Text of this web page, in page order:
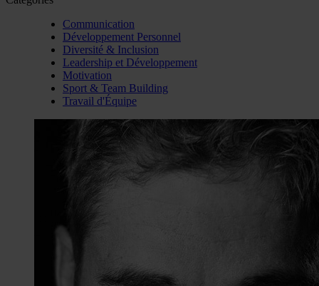
Communication
Développement Personnel
Diversité & Inclusion
Leadership et Développement
Motivation
Sport & Team Building
Travail d'Équipe